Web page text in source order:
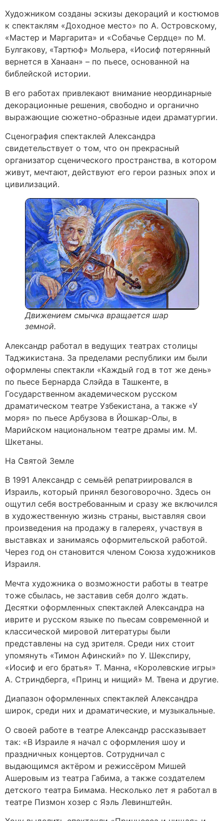
Художником созданы эскизы декораций и костюмов
к спектаклям «Доходное место» по А. Островскому,
«Мастер и Маргарита» и «Собачье Сердце» по М.
Булгакову, «Тартюф» Мольера, «Иосиф потерянный
вернется в Ханаан» – по пьесе, основанной на
библейской истории.
В его работах привлекают внимание неординарные
декорационные решения, свободно и органично
выражающие сюжетно-образные идеи драматургии.
Сценография спектаклей Александра
свидетельствует о том, что он прекрасный
организатор сценического пространства, в котором
живут, мечтают, действуют его герои разных эпох и
цивилизаций.
Движением смычка вращается шар
земной.
Александр работал в ведущих театрах столицы
Таджикистана. За пределами республики им были
оформлены спектакли «Каждый год в тот же день»
по пьесе Бернарда Слэйда в Ташкенте, в
Государственном академическом русском
драматическом театре Узбекистана, а также «У
моря» по пьесе Арбузова в Йошкар-Олы, в
Марийском национальном театре драмы им. М.
Шкетаны.
На Святой Земле
В 1991 Александр с семьёй репатриировался в
Израиль, который принял безоговорочно. Здесь он
ощутил себя востребованным и сразу же включился
в художественную жизнь страны, выставляя свои
произведения на продажу в галереях, участвуя в
выставках и занимаясь оформительской работой.
Через год он становится членом Союза художников
Израиля.
Мечта художника о возможности работы в театре
тоже сбылась, не заставив себя долго ждать.
Десятки оформленных спектаклей Александра на
иврите и русском языке по пьесам современной и
классической мировой литературы были
представлены на суд зрителя. Среди них стоит
упомянуть «Тимон Афинский» по У. Шекспиру,
«Иосиф и его братья» Т. Манна, «Королевские игры»
А. Стриндберга, «Принц и нищий» М. Твена и другие.
Диапазон оформленных спектаклей Александра
широк, среди них и драматические, и музыкальные.
О своей работе в театре Александр рассказывает
так: «В Израиле я начал с оформления шоу и
праздничных концертов. Сотрудничал с
выдающимся актёром и режиссёром Мишей
Ашеровым из театра Габима, а также создателем
детского театра Бимама. Несколько лет я работал в
театре Пизмон хозер с Яэль Левинштейн.